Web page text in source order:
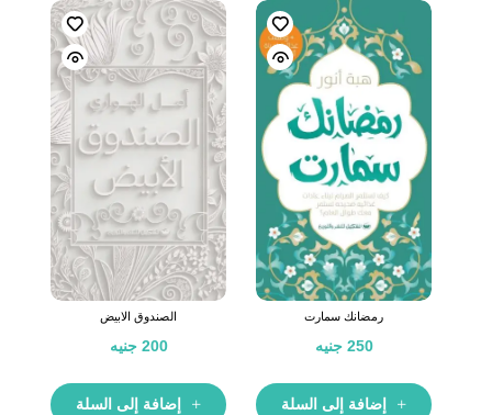
رمضانك سمارت
250 جنيه
إضافة إلى السلة
الصندوق الابيض
200 جنيه
إضافة إلى السلة